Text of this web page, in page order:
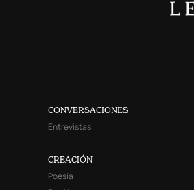
CONVERSACIONES
Entrevistas
CREACIÓN
Poesía